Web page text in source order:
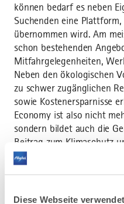
Diese Webseite
können bedarf es neben
Suchenden eine
übernommen wird. Am
schon bestehenden
Mitfahrgelegenheiten,
Neben den ökologischen
zu schwer zugänglichen
sowie Kostenersparnisse
Economy ist also nicht
sondern bildet auch die
Beitrag zum Klimaschutz
ökonomische und soziale
kann durchaus als